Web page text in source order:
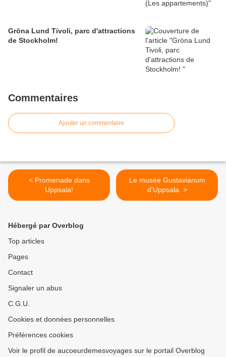
Gröna Lund Tivoli, parc d'attractions
de Stockholm!
Commentaires
Ajouter un commentaire
< Promenade dans
Uppsala!
Le musée Gustavianum
d'Uppsala. >
Hébergé par Overblog
Top articles
Pages
Contact
Signaler un abus
C.G.U.
Cookies et données personnelles
Préférences cookies
Voir le profil de aucoeurdemesvoyages sur le portail Overblog